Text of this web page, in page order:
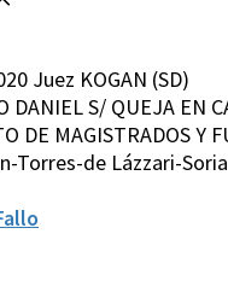
Juez KOGAN (SD)
DANIEL S/ QUEJA EN
DE MAGISTRADOS Y
Torres-de Lázzari-Soria